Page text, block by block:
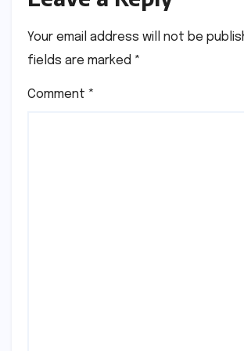
Your email address will not be
fields are marked *
Comment *